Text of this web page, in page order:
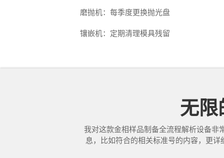
磨抛机：每季度更换抛光盘
镶嵌机：定期清理模具残留
无
我对这款金相样品制备全流程解析设备非
息，比如符合的相关标准号的内容，更